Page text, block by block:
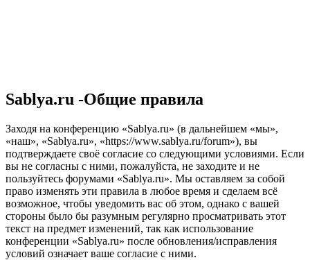
Sablya.ru -Общие правила
Заходя на конференцию «Sablya.ru» (в дальнейшем «мы»,
«наш», «Sablya.ru», «https://www.sablya.ru/forum»), вы
подтверждаете своё согласие со следующими условиями. Если
вы не согласны с ними, пожалуйста, не заходите и не
пользуйтесь форумами «Sablya.ru». Мы оставляем за собой
право изменять эти правила в любое время и сделаем всё
возможное, чтобы уведомить вас об этом, однако с вашей
стороны было бы разумным регулярно просматривать этот
текст на предмет изменений, так как использование
конференции «Sablya.ru» после обновления/исправления
условий означает ваше согласие с ними.